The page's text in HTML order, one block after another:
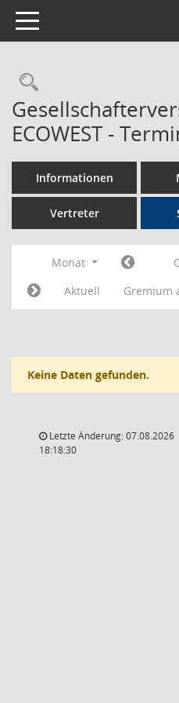
Toggle navigation
ECOWEST -
Informationen
Vertreter
Monat
Aktuell
Gremium
Keine Daten gefunden.
Letzte Änderung: 07.08.2026
18:18:30